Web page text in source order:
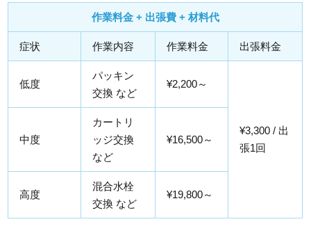
作業料金 + 出張費 + 材料代
症状 作業内容 作業料金 出張料金
低度
パッキン
交換 など
¥2,200～
¥3,300 / 出
張1回
中度
カートリ
ッジ交換
など
¥16,500～
高度
混合水栓
交換 など
¥19,800～